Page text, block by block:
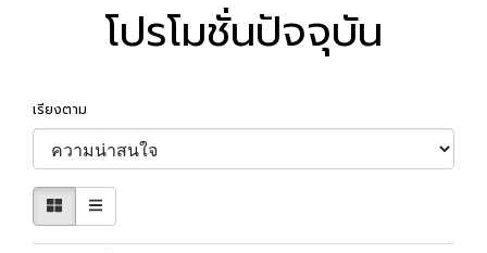
โปรโมชั่นปัจจุบัน
เรียงตาม